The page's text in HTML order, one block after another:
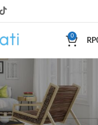
0
RP
pilihan Anda.